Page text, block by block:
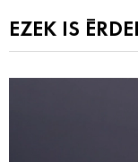
EZEK IS